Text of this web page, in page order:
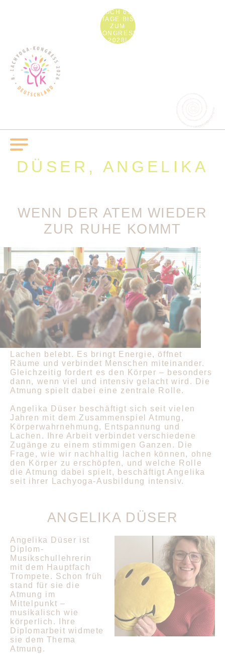
NOCH 690
TAGE BIS
ZUM
KONGRESS
2028!
DÜSER, ANGELIKA
WENN DER ATEM WIEDER
ZUR RUHE KOMMT
Lachen belebt. Es bringt Energie, öffnet
Räume und verbindet Menschen miteinander.
Gleichzeitig fordert es den Körper – besonders
dann, wenn viel und intensiv gelacht wird. Die
Atmung spielt dabei eine zentrale Rolle.
Angelika Düser beschäftigt sich seit vielen
Jahren mit dem Zusammenspiel Atmung,
Körperwahrnehmung, Entspannung und
Lachen. Ihre Arbeit verbindet verschiedene
Zugänge zu einem stimmigen Ganzen. Die
Frage, wie wir nachhaltig lachen können, ohne
den Körper zu erschöpfen, und welche Rolle
die Atmung dabei spielt, beschäftigt Angelika
seit ihrer Lachyoga-Ausbildung intensiv.
ANGELIKA DÜSER
Angelika Düser ist
Diplom-
Musikschullehrerin
mit dem Hauptfach
Trompete. Schon früh
stand für sie die
Atmung im
Mittelpunkt –
musikalisch wie
körperlich. Ihre
Diplomarbeit widmete
sie dem Thema
Atmung.